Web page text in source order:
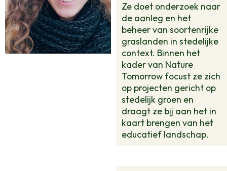
Ze doet onderzoek naar
de aanleg en het
beheer van soortenrijke
graslanden in stedelijke
context. Binnen het
kader van Nature
Tomorrow focust ze zich
op projecten gericht op
stedelijk groen en
draagt ze bij aan het in
kaart brengen van het
educatief landschap.